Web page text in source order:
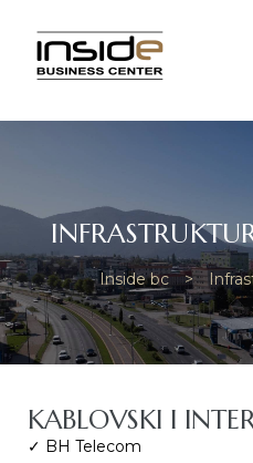
Inside bc >
KABLOVSKI I
✓ BH Telecom